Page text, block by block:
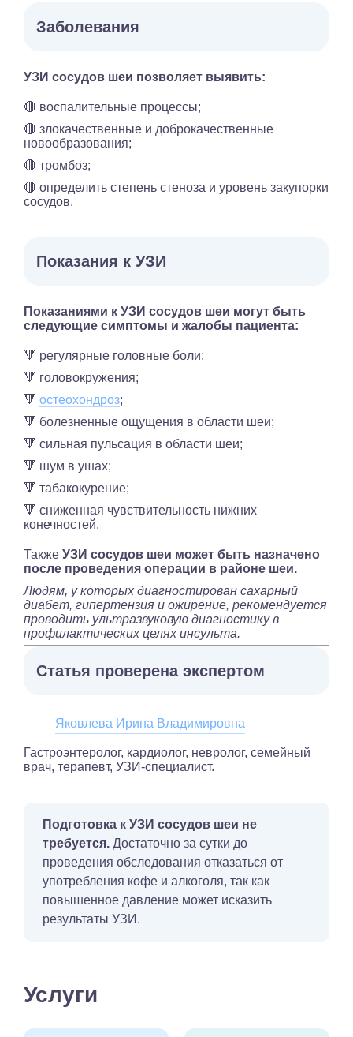
Заболевания
УЗИ сосудов шеи позволяет выявить:
🔴 воспалительные процессы;
🔴 злокачественные и доброкачественные
новообразования;
🔴 тромбоз;
🔴 определить степень стеноза и уровень закупорки
сосудов.
Показания к УЗИ
Показаниями к УЗИ сосудов шеи могут быть
следующие симптомы и жалобы пациента:
🔻 регулярные головные боли;
🔻 головокружения;
🔻 остеохондроз;
🔻 болезненные ощущения в области шеи;
🔻 сильная пульсация в области шеи;
🔻 шум в ушах;
🔻 табакокурение;
🔻 сниженная чувствительность нижних
конечностей.
Также УЗИ сосудов шеи может быть назначено
после проведения операции в районе шеи.
Людям, у которых диагностирован сахарный
диабет, гипертензия и ожирение, рекомендуется
проводить ультразвуковую диагностику в
профилактических целях инсульта.
Статья проверена экспертом
Яковлева Ирина Владимировна
Гастроэнтеролог, кардиолог, невролог, семейный
врач, терапевт, УЗИ-специалист.
Подготовка к УЗИ сосудов шеи не
требуется. Достаточно за сутки до
проведения обследования отказаться от
употребления кофе и алкоголя, так как
повышенное давление может исказить
результаты УЗИ.
Услуги